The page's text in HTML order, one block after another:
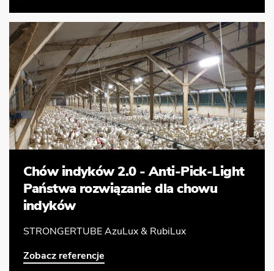
Chów indyków 2.0 - Anti-Pick-Light
Państwa rozwiązanie dla chowu
indyków
STRONGERTUBE AzuLux & RubiLux
Zobacz referencje